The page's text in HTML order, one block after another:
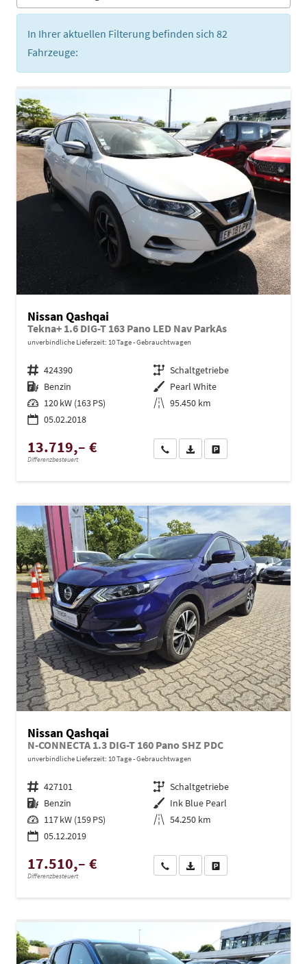
In Ihrer aktuellen Filterung befinden sich 82
Fahrzeuge:
Nissan Qashqai
Tekna+ 1.6 DIG-T 163 Pano LED Nav ParkAs
unverbindliche Lieferzeit: 10 Tage Gebrauchtwagen
Fahrzeugnr. 424390 Getriebe Schaltgetriebe
Kraftstoff Benzin Außenfarbe Pearl White
Leistung 120 kW (163 PS) Kilometerstand 95.450 km
05.02.2018
13.719,– €
Differenzbesteuert
Wir rufen Sie anPDF-Datei, Fahrzeugexposé
Nissan Qashqai
N-CONNECTA 1.3 DIG-T 160 Pano SHZ PDC
unverbindliche Lieferzeit: 10 Tage Gebrauchtwagen
Fahrzeugnr. 427101 Getriebe Schaltgetriebe
Kraftstoff Benzin Außenfarbe Ink Blue Pearl
Leistung 117 kW (159 PS) Kilometerstand 54.250 km
05.12.2019
17.510,– €
Differenzbesteuert
Wir rufen Sie anPDF-Datei, Fahrzeugexposé